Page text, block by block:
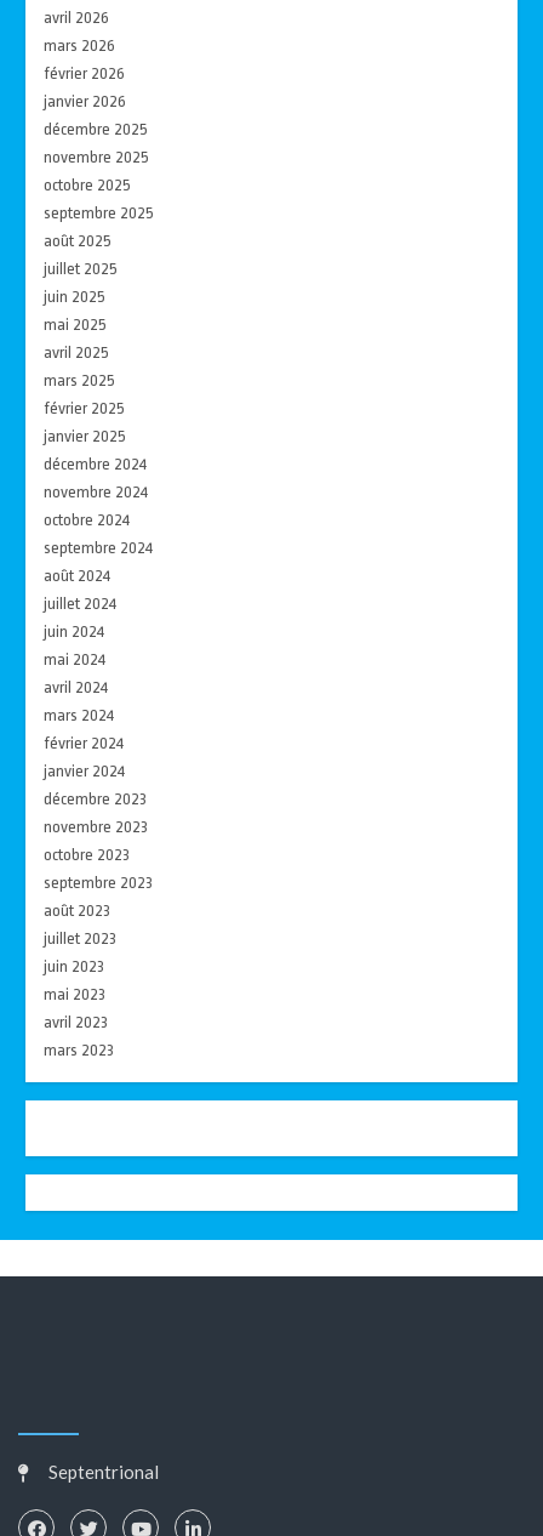
avril 2026
mars 2026
février 2026
janvier 2026
décembre 2025
novembre 2025
octobre 2025
septembre 2025
août 2025
juillet 2025
juin 2025
mai 2025
avril 2025
mars 2025
février 2025
janvier 2025
décembre 2024
novembre 2024
octobre 2024
septembre 2024
août 2024
juillet 2024
juin 2024
mai 2024
avril 2024
mars 2024
février 2024
janvier 2024
décembre 2023
novembre 2023
octobre 2023
septembre 2023
août 2023
juillet 2023
juin 2023
mai 2023
avril 2023
mars 2023
Septentrional